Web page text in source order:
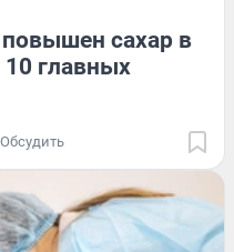
повышен сахар в
10 главных
Обсудить